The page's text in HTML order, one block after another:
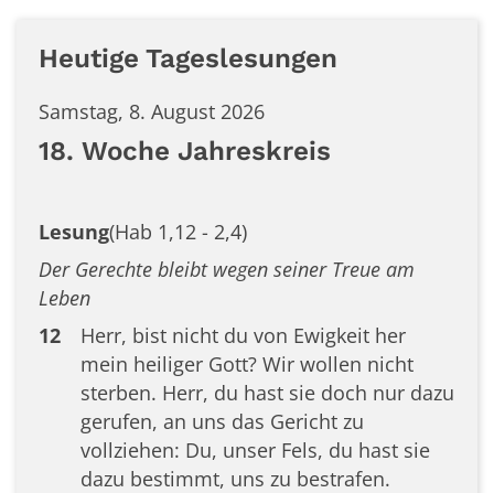
Heutige Tageslesungen
Samstag, 8. August 2026
18. Woche Jahreskreis
Lesung(Hab 1,12 - 2,4)
Der Gerechte bleibt wegen seiner Treue am
Leben
12
Herr, bist nicht du von Ewigkeit her
mein heiliger Gott? Wir wollen nicht
sterben. Herr, du hast sie doch nur dazu
gerufen, an uns das Gericht zu
vollziehen: Du, unser Fels, du hast sie
dazu bestimmt, uns zu bestrafen.